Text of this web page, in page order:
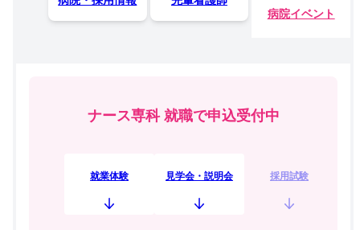
病院イベント
ナース専科 就職で申込受付中
就業体験 見学会・説明会 採用試験